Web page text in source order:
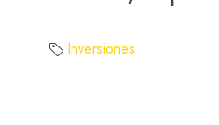
Inversiones